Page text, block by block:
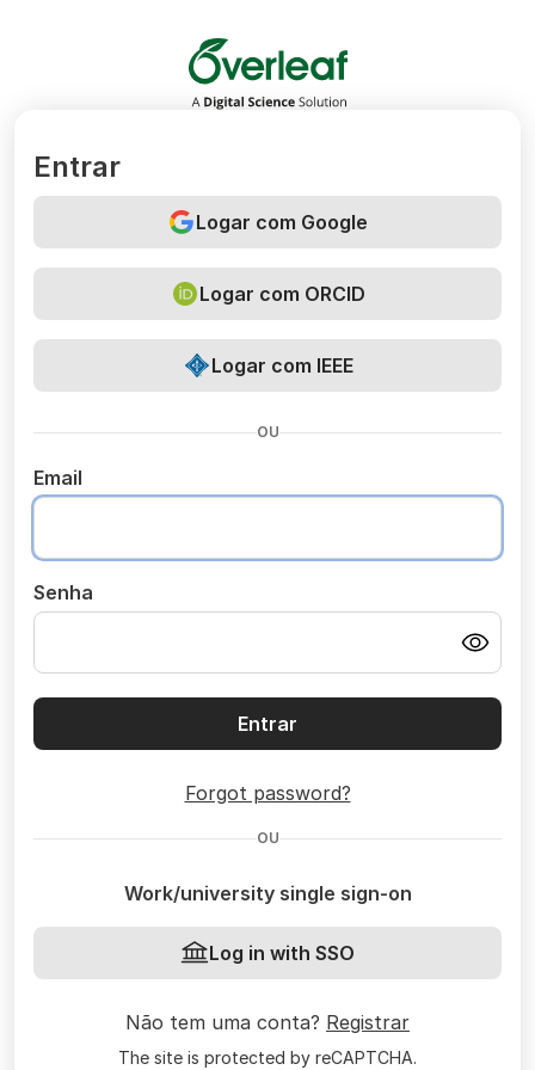
Overleaf
Entrar
Logar com Google
Logar com ORCID
Logar com IEEE
OU
Email
Senha
Entrar
Forgot password?
OU
Work/university single sign-on
Log in with SSO
Não tem uma conta? Registrar
The site is protected by reCAPTCHA.